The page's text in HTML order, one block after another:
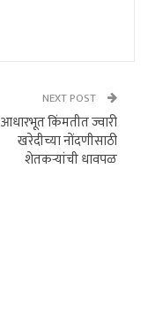
NEXT POST
आधारभूत किंमतीत ज्वारी
खरेदीच्या नोंदणीसाठी
शेतकऱ्यांची धावपळ